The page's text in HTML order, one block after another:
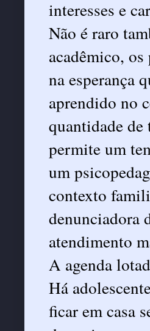
interesses e
Não é raro
acadêmico,
na esperança
aprendido no
quantidade de
permite um
um
contexto
denunciadora
atendimento
A agenda
Há
ficar em casa